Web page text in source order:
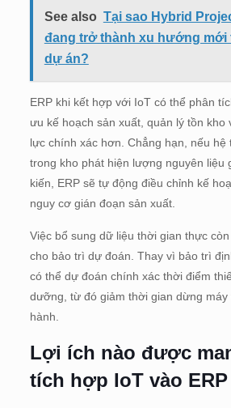
See also Tại sao Hybrid
đang trở thành xu hướng mới
dự án?
ERP khi kết hợp với IoT có thể phân
ưu kế hoạch sản xuất, quản lý tồn kho
lực chính xác hơn. Chẳng hạn, nếu hệ
trong kho phát hiện lượng nguyên liệu
kiến, ERP sẽ tự động điều chỉnh kế
nguy cơ gián đoạn sản xuất.
Việc bổ sung dữ liệu thời gian thực
cho bảo trì dự đoán. Thay vì bảo trì
có thể dự đoán chính xác thời điểm
dưỡng, từ đó giảm thời gian dừng máy
hành.
Lợi ích nào được
tích hợp IoT vào ERP